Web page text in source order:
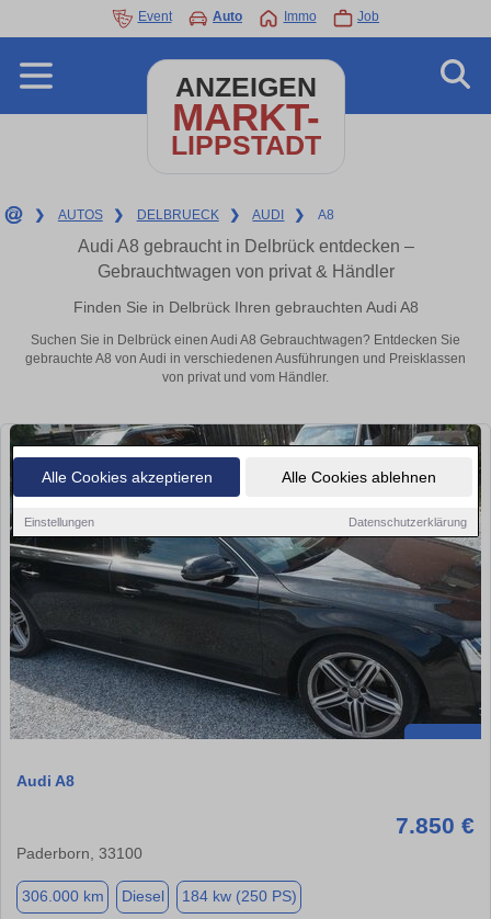
Alle Cookies akzeptieren Alle Cookies ablehnen
Einstellungen Datenschutzerklärung
Event Auto Immo Job
ANZEIGEN
MARKT-
LIPPSTADT
❯ AUTOS ❯ DELBRUECK ❯ AUDI ❯ A8
Audi A8 gebraucht in Delbrück entdecken –
Gebrauchtwagen von privat & Händler
Finden Sie in Delbrück Ihren gebrauchten Audi A8
Suchen Sie in Delbrück einen Audi A8 Gebrauchtwagen? Entdecken Sie
gebrauchte A8 von Audi in verschiedenen Ausführungen und Preisklassen
von privat und vom Händler.
Audi A8
7.850 €
Paderborn, 33100
306.000 km Diesel 184 kw (250 PS)